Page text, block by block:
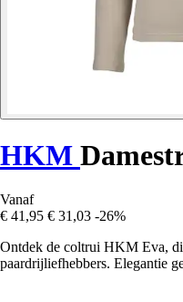
HKM
Vanaf
€ 41,95 € 31,03 -26%
Ontdek de coltrui HKM Eva,
paardrijliefhebbers. Elegantie